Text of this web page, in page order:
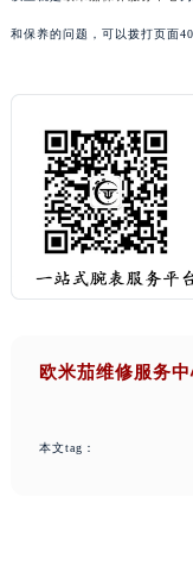
和保养的问题，可以拨打页面
欧米茄维修服务
本文tag：